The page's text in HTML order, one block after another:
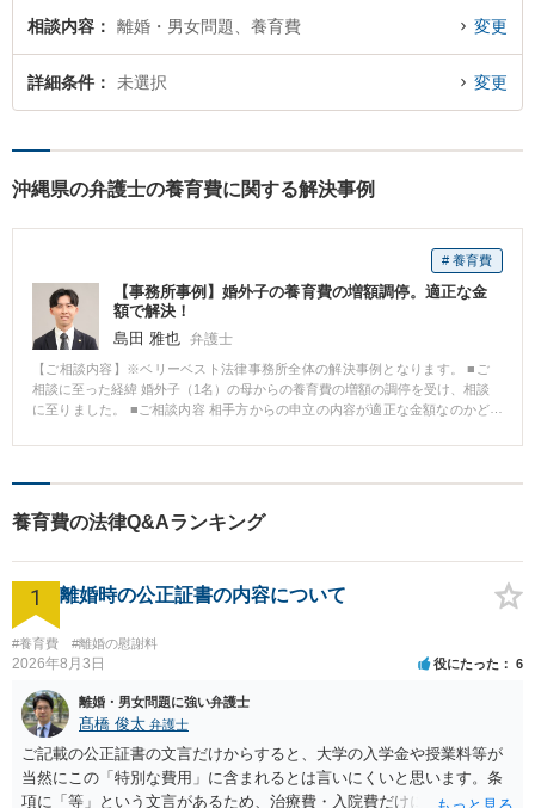
相談内容 離婚・男女問題、養育費 変更
詳細条件 未選択 変更
沖縄県の弁護士の養育費に関する解決事例
# 養育費
【事務所事例】婚外子の養育費の増額調停。適正な金
額で解決！
島田 雅也 弁護士
【ご相談内容】※ベリーベスト法律事務所全体の解決事例となります。 ■ご
相談に至った経緯 婚外子（1名）の母からの養育費の増額の調停を受け、相談
に至りました。 ■ご相談内容 相手方からの申立の内容が適正な金額なのかど
任となりました。 ■ベリーベストの対応とその結果 先方の提示と従前の金額
及び子らに支出する費用の面等）があり、それらの事情を調停時においては
主張しました。 無論子のために養育費は必要であることは間違いありません
内容にて調整ができた形になります。
養育費の法律Q&Aランキング
1 離婚時の公正証書の内容について
#養育費 #離婚の慰謝料
2026年8月3日 役にたった 6
離婚・男女問題に強い弁護士
髙橋 俊太 弁護士
ご記載の公正証書の文言だけからすると、大学の入学金や授業料等が
当然にこの「特別な費用」に含まれるとは言いにくいと思います。条
項に「等」という文言があるため、治療費・入院費だけに限定される